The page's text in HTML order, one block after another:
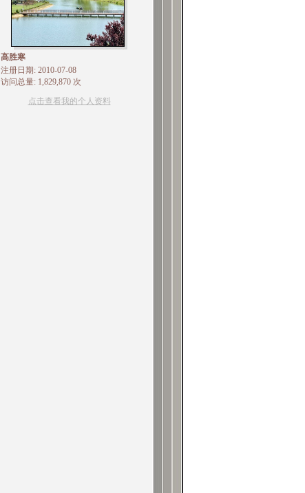
高胜寒
注册日期: 2010-07-08
访问总量: 1,829,870 次
点击查看我的个人资料